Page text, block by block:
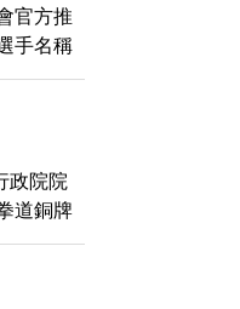
官方推
手名稱
下方刷
政院院
道銅牌
的笑